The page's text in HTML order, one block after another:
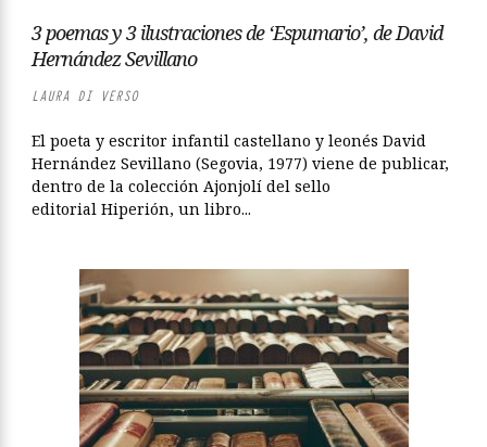
3 poemas y 3 ilustraciones de ‘Espumario’, de David
Hernández Sevillano
LAURA DI VERSO
El poeta y escritor infantil castellano y leonés David
Hernández Sevillano (Segovia, 1977) viene de publicar,
dentro de la colección Ajonjolí del sello
editorial Hiperión, un libro...